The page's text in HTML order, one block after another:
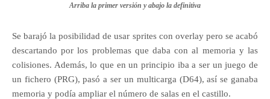
Arriba la primer versión y abajo la definitiva
Se barajó la posibilidad de usar sprites con overlay pero se acabó
descartando por los problemas que daba con al memoria y las
colisiones. Además, lo que en un principio iba a ser un juego de
un fichero (PRG), pasó a ser un multicarga (D64), así se ganaba
memoria y podía ampliar el número de salas en el castillo.